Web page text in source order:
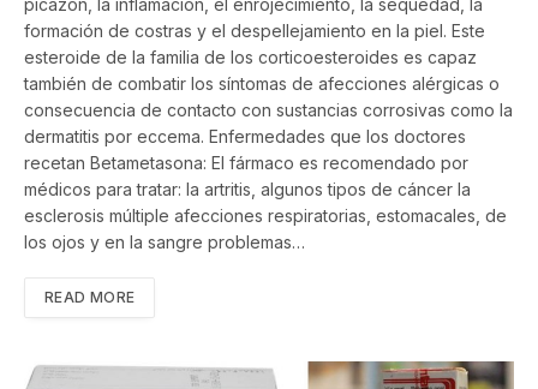
formación de costras y el despellejamiento en la piel. Este
esteroide de la familia de los corticoesteroides es capaz
también de combatir los síntomas de afecciones alérgicas o
consecuencia de contacto con sustancias corrosivas como la
dermatitis por eccema. Enfermedades que los doctores
recetan Betametasona: El fármaco es recomendado por
médicos para tratar: la artritis, algunos tipos de cáncer la
esclerosis múltiple afecciones respiratorias, estomacales, de
los ojos y en la sangre problemas…
READ MORE